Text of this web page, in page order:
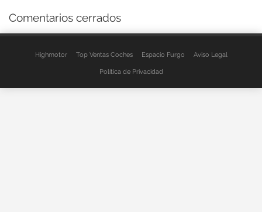
Comentarios cerrados
Highmotor Top Ventas Coches Espacio Furgo Aviso Legal
Política de Privacidad